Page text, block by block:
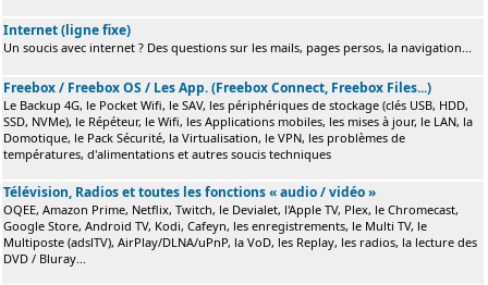
Internet (ligne fixe)
Un soucis avec internet ? Des questions sur les mails, pages persos, la navigation...
Freebox / Freebox OS / Les App. (Freebox Connect, Freebox Files...)
Le Backup 4G, le Pocket Wifi, le SAV, les périphériques de stockage (clés USB, HDD,
SSD, NVMe), le Répéteur, le Wifi, les Applications mobiles, les mises à jour, le LAN, la
Domotique, le Pack Sécurité, la Virtualisation, le VPN, les problèmes de
températures, d'alimentations et autres soucis techniques
Télévision, Radios et toutes les fonctions « audio / vidéo »
OQEE, Amazon Prime, Netflix, Twitch, le Devialet, l'Apple TV, Plex, le Chromecast,
Google Store, Android TV, Kodi, Cafeyn, les enregistrements, le Multi TV, le
Multiposte (adslTV), AirPlay/DLNA/uPnP, la VoD, les Replay, les radios, la lecture des
DVD / Bluray...